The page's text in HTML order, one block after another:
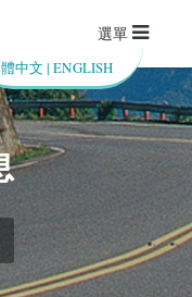
中文 |ENGLISH
選單